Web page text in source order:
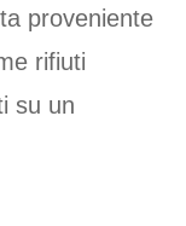
proveniente
rifiuti
su un